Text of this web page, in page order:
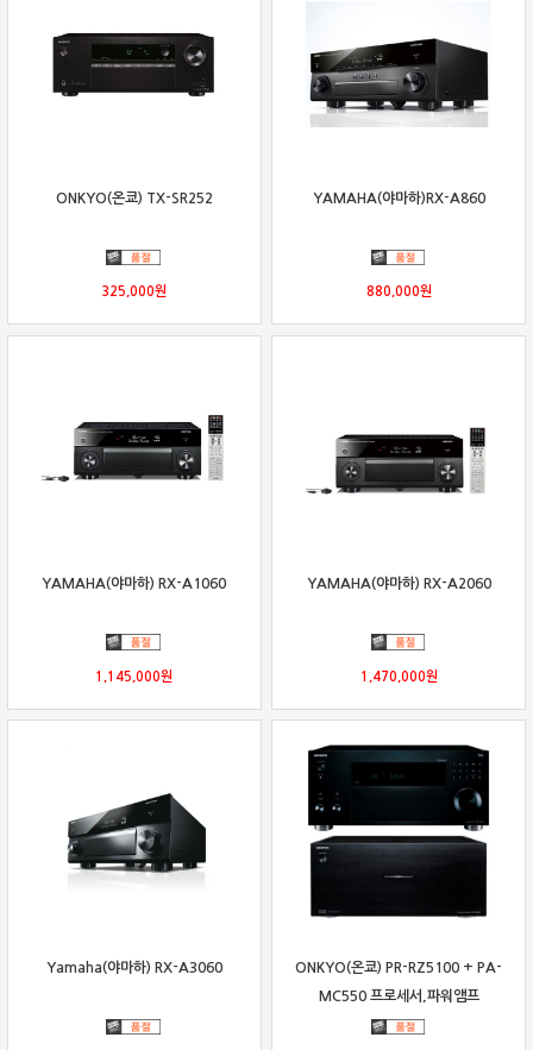
ONKYO(온쿄) TX-SR252
325,000원
YAMAHA(야마하)RX-A860
880,000원
YAMAHA(야마하) RX-A1060
1,145,000원
YAMAHA(야마하) RX-A2060
1,470,000원
Yamaha(야마하) RX-A3060
ONKYO(온쿄) PR-RZ5100 + PA-
MC550 프로세서,파워앰프